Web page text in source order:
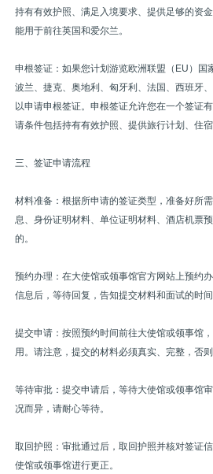
持有有效护照、满足入境要求、提供足够的资
能用于前往英国和爱尔兰。
申根签证：如果您计划游览欧洲联盟（EU）国
波兰、捷克、奥地利、匈牙利、法国、西班牙
以申请申根签证。申根签证允许您在一个签证
请条件包括持有有效护照、提供旅行计划、住宿
三、签证申请流程
材料准备：根据所申请的签证类型，准备好所
息、身份证明材料、单位证明材料、酒店机票
的。
预约办理：在大使馆或领事馆官方网站上预约
信息后，等待回复，告知提交材料和面试的时间
提交申请：按照预约时间前往大使馆或领事馆
用。请注意，提交的材料必须真实、完整，否
等待审批：提交申请后，等待大使馆或领事馆
况而异，请耐心等待。
取回护照：审批通过后，取回护照并核对签证
使馆或领事馆进行更正。